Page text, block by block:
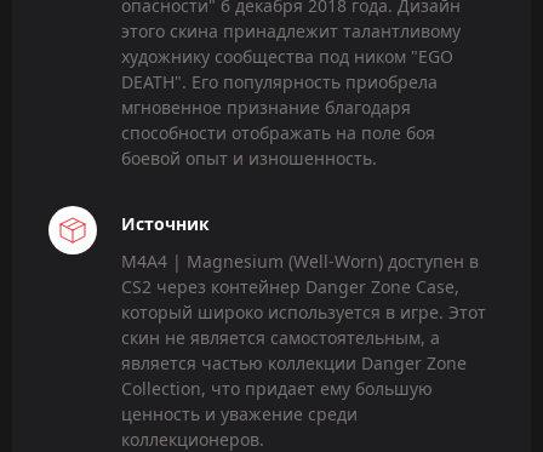
опасности" 6 декабря 2018 года. Дизайн
этого скина принадлежит талантливому
художнику сообщества под ником "EGO
DEATH". Его популярность приобрела
мгновенное признание благодаря
способности отображать на поле боя
боевой опыт и изношенность.
Источник
M4A4 | Magnesium (Well-Worn) доступен в
CS2 через контейнер Danger Zone Case,
который широко используется в игре. Этот
скин не является самостоятельным, а
является частью коллекции Danger Zone
Collection, что придает ему большую
ценность и уважение среди
коллекционеров.